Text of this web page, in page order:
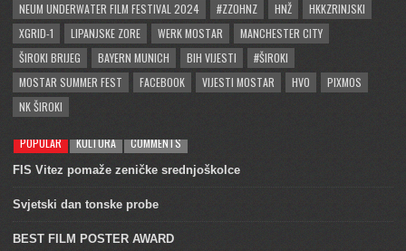
NEUM UNDERWATER FILM FESTIVAL 2024
#ZZOHNZ HNŽ
HKKZRINJSKI
XGRID-1
LIPANJSKE ZORE WERK MOSTAR
MANCHESTER CITY
ŠIROKI BRIJEG
BAYERN MUNICH BIH VIJESTI
#ŠIROKI
MOSTAR SUMMER FEST
FACEBOOK VIJESTI MOSTAR HVO
PIXMOS
NK ŠIROKI
POPULAR KULTURA COMMENTS
FIS Vitez pomaže zeničke srednjoškolce
Svjetski dan tonske probe
BEST FILM POSTER AWARD